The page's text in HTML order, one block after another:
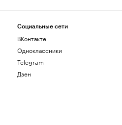
Социальные сети
ВКонтакте
Одноклассники
Telegram
Дзен